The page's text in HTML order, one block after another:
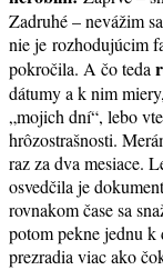
Zadruhé – nevážim
nie je rozhodujúcim
pokročila. A čo teda
dátumy a k nim
„mojich dní“, lebo
hrôzostrašnosti.
raz za dva mesiace.
osvedčila je
rovnakom čase sa
potom pekne jednu k
prezradia viac ako